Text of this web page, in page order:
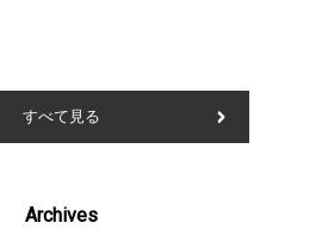
すべて見る
Archives